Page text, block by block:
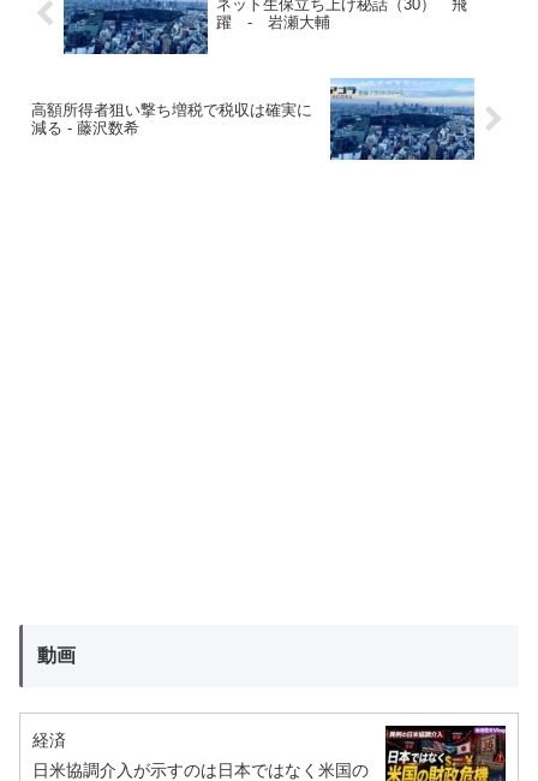
ネット生保立ち上げ秘話（30） 飛
躍 - 岩瀬大輔
高額所得者狙い撃ち増税で税収は確実に
減る - 藤沢数希
動画
経済
日米協調介入が示すのは日本ではなく米国の